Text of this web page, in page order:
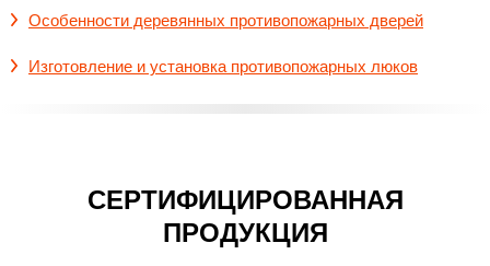
Особенности деревянных противопожарных дверей
Изготовление и установка противопожарных люков
СЕРТИФИЦИРОВАННАЯ
ПРОДУКЦИЯ